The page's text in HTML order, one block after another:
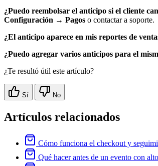
¿Puedo reembolsar el anticipo si el cliente
Configuración → Pagos o contactar a soporte.
¿El anticipo aparece en mis reportes de
¿Puedo agregar varios anticipos para el
¿Te resultó útil este artículo?
Sí No
Artículos relacionados
Cómo funciona el checkout y
Qué hacer antes de un evento con